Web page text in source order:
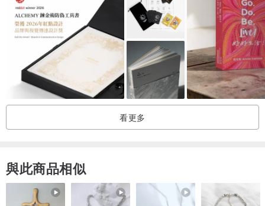
搭配著窩抱報第五期的專題《吃動物，吃不吃？》
我們做了一組動物漢堡貼紙，漢堡內可以搭配著不同的動物以及食
材。
「民以食為天，動物卻成仙？」
每天在每個人的餐桌上不斷重播，
有人覺得怪怪的，有人覺得於心不忍，
那到底該怎麼看待這樣一個
「可能我愛牠，卻也愛吃牠」的困境？
看更多
與此商品相似